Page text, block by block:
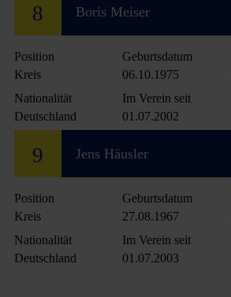
8 Boris Meiser
Position
Kreis
Geburtsdatum
06.10.1975
Nationalität
Deutschland
Im Verein seit
01.07.2002
9 Jens Häusler
Position
Kreis
Geburtsdatum
27.08.1967
Nationalität
Deutschland
Im Verein seit
01.07.2003